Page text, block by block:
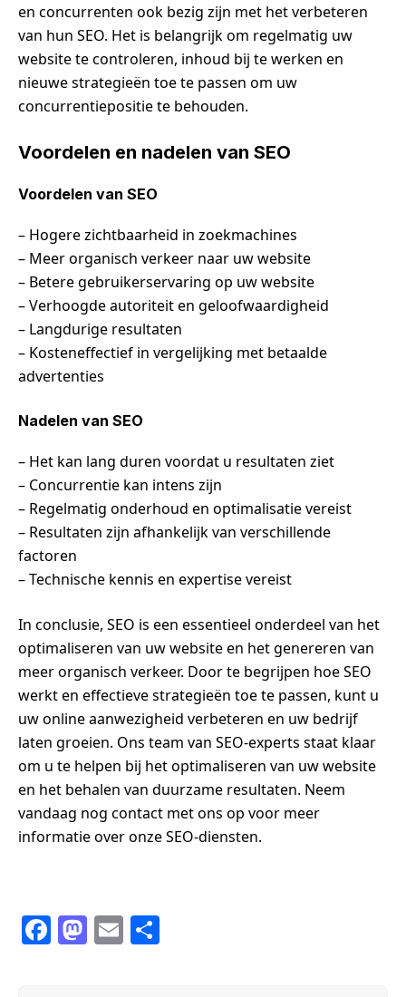
en concurrenten ook bezig zijn met het verbeteren
van hun SEO. Het is belangrijk om regelmatig uw
website te controleren, inhoud bij te werken en
nieuwe strategieën toe te passen om uw
concurrentiepositie te behouden.
Voordelen en nadelen van SEO
Voordelen van SEO
– Hogere zichtbaarheid in zoekmachines
– Meer organisch verkeer naar uw website
– Betere gebruikerservaring op uw website
– Verhoogde autoriteit en geloofwaardigheid
– Langdurige resultaten
– Kosteneffectief in vergelijking met betaalde
advertenties
Nadelen van SEO
– Het kan lang duren voordat u resultaten ziet
– Concurrentie kan intens zijn
– Regelmatig onderhoud en optimalisatie vereist
– Resultaten zijn afhankelijk van verschillende
factoren
– Technische kennis en expertise vereist
In conclusie, SEO is een essentieel onderdeel van het
optimaliseren van uw website en het genereren van
meer organisch verkeer. Door te begrijpen hoe SEO
werkt en effectieve strategieën toe te passen, kunt u
uw online aanwezigheid verbeteren en uw bedrijf
laten groeien. Ons team van SEO-experts staat klaar
om u te helpen bij het optimaliseren van uw website
en het behalen van duurzame resultaten. Neem
vandaag nog contact met ons op voor meer
informatie over onze SEO-diensten.
F
M E